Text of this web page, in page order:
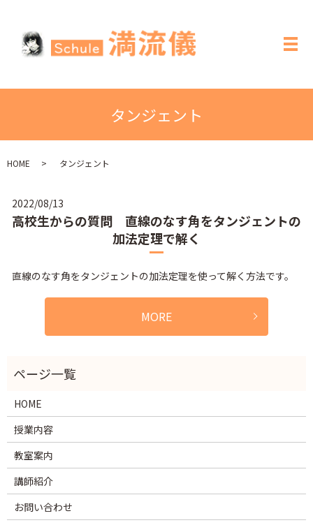
メ
タンジェント
HOME タンジェント
2022/08/13
高校生からの質問 直線のなす角をタンジェントの
加法定理で解く
直線のなす角をタンジェントの加法定理を使って解く方法です。
MORE
HOME
授業内容
教室案内
講師紹介
お問い合わせ